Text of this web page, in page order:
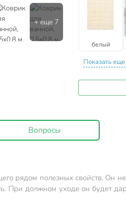
белый
Показать
Вопросы
рядом полезных свойств. Он
При должном уходе он будет